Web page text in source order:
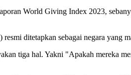
World Giving Index 2023,
ditetapkan sebagai negara yang
tiga hal. Yakni "Apakah mereka